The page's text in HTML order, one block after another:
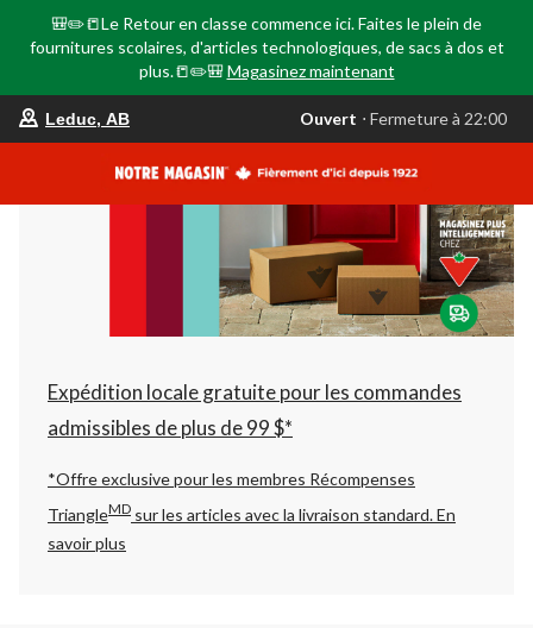
🎒✏️📒Le Retour en classe commence ici. Faites le plein de
fournitures scolaires, d'articles technologiques, de sacs à dos et
plus.📒✏️🎒 Magasinez maintenant
votre
est
AB,
Ouvert,
Fermeture
à
22:00
changer
Leduc, AB Ouvert ⋅ Fermeture à 22:00
Expédition locale gratuite pour les commandes
admissibles de plus de 99 $*
*Offre exclusive pour les membres Récompenses
TriangleMD sur les articles avec la livraison standard.En
savoir plus